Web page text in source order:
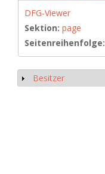
DFG-Viewer
Sektion: page
Seitenreihenfolge:
Show
Besitzer